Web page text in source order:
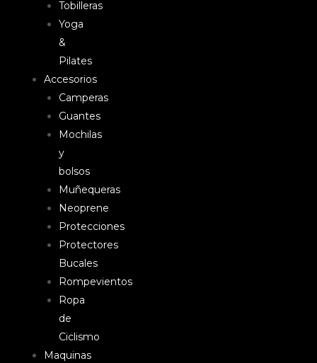
Tobilleras
Yoga
&
Pilates
Accesorios
Camperas
Guantes
Mochilas
y
bolsos
Muñequeras
Neoprene
Protecciones
Protectores
Bucales
Rompevientos
Ropa
de
Ciclismo
Maquinas